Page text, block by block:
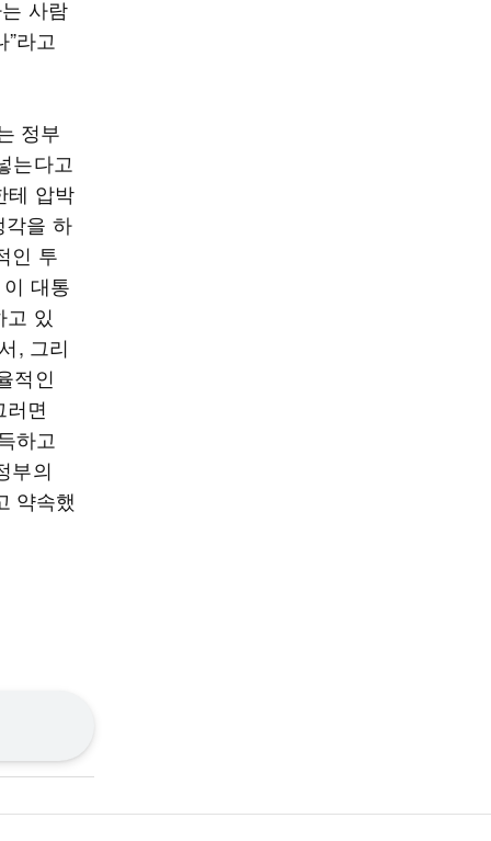
사람
라고
정부
는다고
테 압박
각을 하
인 투
대통
고 있
, 그리
적인
면
하고
부의
약속했